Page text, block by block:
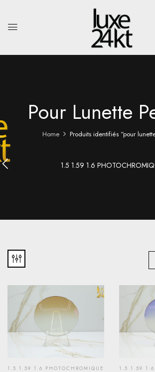
Pour Lunette
Home Produits identifiés “pour
1.5 1.59 1.6
1.5 1.59 1.6 PHOTOCHROMIQUE 1.5 1.59 1.6